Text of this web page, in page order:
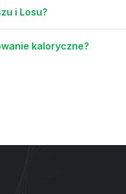
i Losu?
kaloryczne?